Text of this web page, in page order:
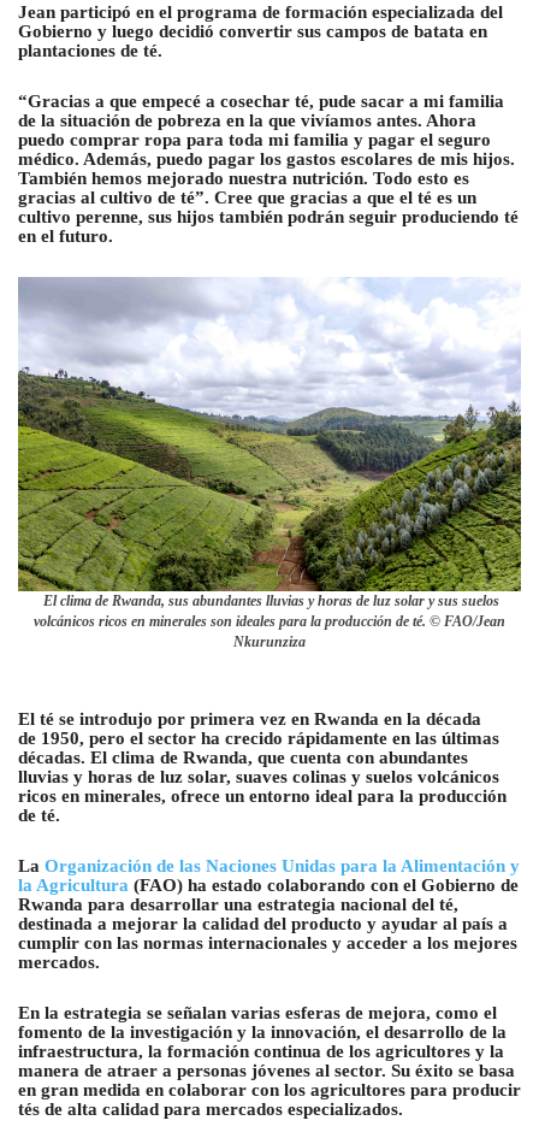
Jean participó en el programa de formación especializada del
Gobierno y luego decidió convertir sus campos de batata en
plantaciones de té.
“Gracias a que empecé a cosechar té, pude sacar a mi familia
de la situación de pobreza en la que vivíamos antes. Ahora
puedo comprar ropa para toda mi familia y pagar el seguro
médico. Además, puedo pagar los gastos escolares de mis hijos.
También hemos mejorado nuestra nutrición. Todo esto es
gracias al cultivo de té”. Cree que gracias a que el té es un
cultivo perenne, sus hijos también podrán seguir produciendo té
en el futuro.
El clima de Rwanda, sus abundantes lluvias y horas de luz solar y sus suelos
volcánicos ricos en minerales son ideales para la producción de té. © FAO/Jean
Nkurunziza
El té se introdujo por primera vez en Rwanda en la década
de 1950, pero el sector ha crecido rápidamente en las últimas
décadas. El clima de Rwanda, que cuenta con abundantes
lluvias y horas de luz solar, suaves colinas y suelos volcánicos
ricos en minerales, ofrece un entorno ideal para la producción
de té.
La Organización de las Naciones Unidas para la Alimentación y
la Agricultura (FAO) ha estado colaborando con el Gobierno de
Rwanda para desarrollar una estrategia nacional del té,
destinada a mejorar la calidad del producto y ayudar al país a
cumplir con las normas internacionales y acceder a los mejores
mercados.
En la estrategia se señalan varias esferas de mejora, como el
fomento de la investigación y la innovación, el desarrollo de la
infraestructura, la formación continua de los agricultores y la
manera de atraer a personas jóvenes al sector. Su éxito se basa
en gran medida en colaborar con los agricultores para producir
tés de alta calidad para mercados especializados.